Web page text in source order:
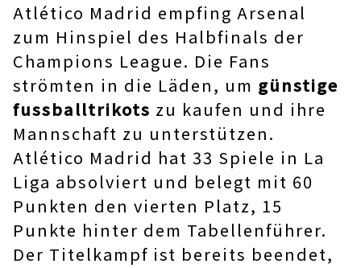
Atlético Madrid empfing Arsenal
zum Hinspiel des Halbfinals der
Champions League. Die Fans
strömten in die Läden, um günstige
fussballtrikots zu kaufen und ihre
Mannschaft zu unterstützen.
Atlético Madrid hat 33 Spiele in La
Liga absolviert und belegt mit 60
Punkten den vierten Platz, 15
Punkte hinter dem Tabellenführer.
Der Titelkampf ist bereits beendet,